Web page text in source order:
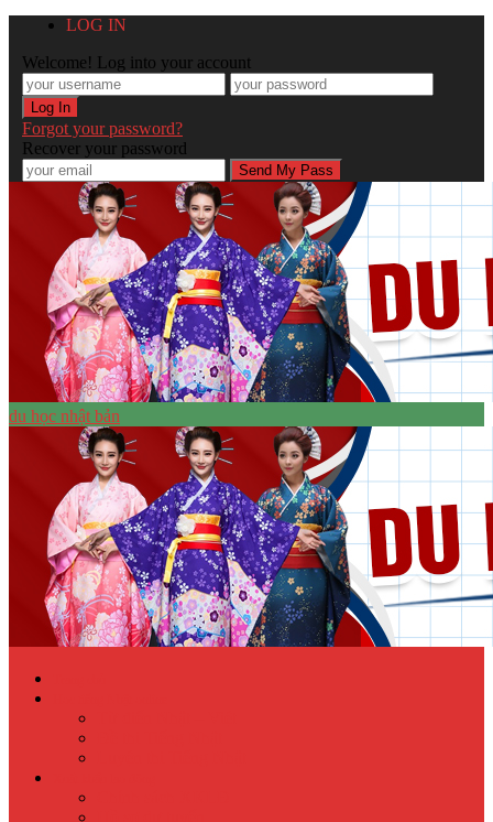
LOG IN
Welcome! Log into your account
Forgot your password?
Recover your password
du học nhật bản